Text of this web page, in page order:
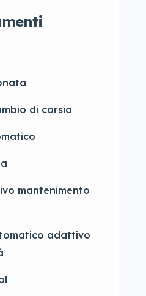
di corsia
mantenimento
adattivo